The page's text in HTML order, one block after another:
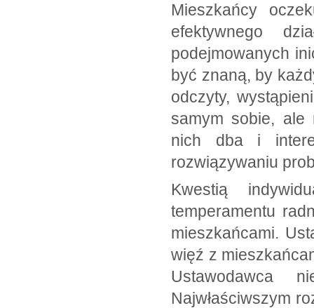
Mieszkańcy
efektywnego
podejmowanych
być znaną, by
odczyty,
samym sobie, ale
nich dba i
rozwiązywaniu
Kwestią
temperamentu
mieszkańcami.
więź z
Ustawodawca
Najwłaściwszym